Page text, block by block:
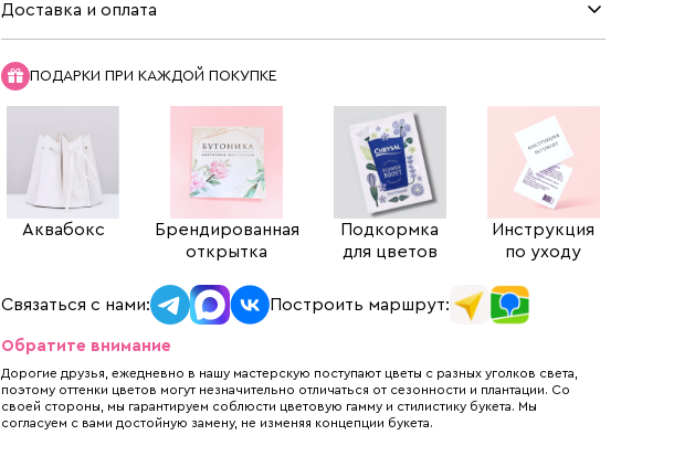
Доставка и оплата
ПОДАРКИ ПРИ КАЖДОЙ ПОКУПКЕ
Аквабокс
Брендированная
открытка
Подкормка
для цветов
Инструкция
по уходу
Связаться с нами: Построить маршрут:
Обратите внимание
Дорогие друзья, ежедневно в нашу мастерскую поступают цветы с разных уголков света,
поэтому оттенки цветов могут незначительно отличаться от сезонности и плантации. Со
своей стороны, мы гарантируем соблюсти цветовую гамму и стилистику букета. Мы
согласуем с вами достойную замену, не изменяя концепции букета.